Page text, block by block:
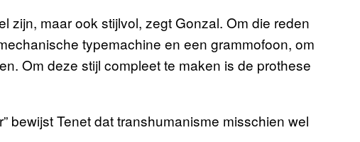
zijn, maar ook stijlvol, zegt Gonzal. Om die reden
typemachine en een grammofoon, om
Om deze stijl compleet te maken is de prothese
bewijst Tenet dat transhumanisme misschien wel